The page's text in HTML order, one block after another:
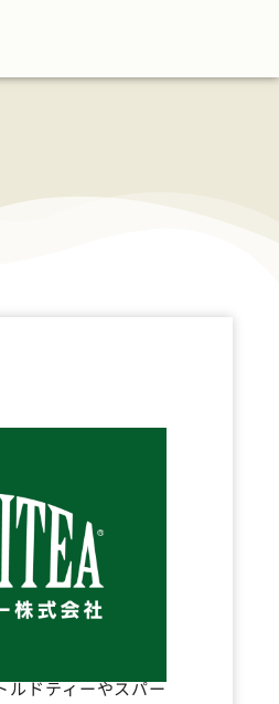
ドティーやスパー